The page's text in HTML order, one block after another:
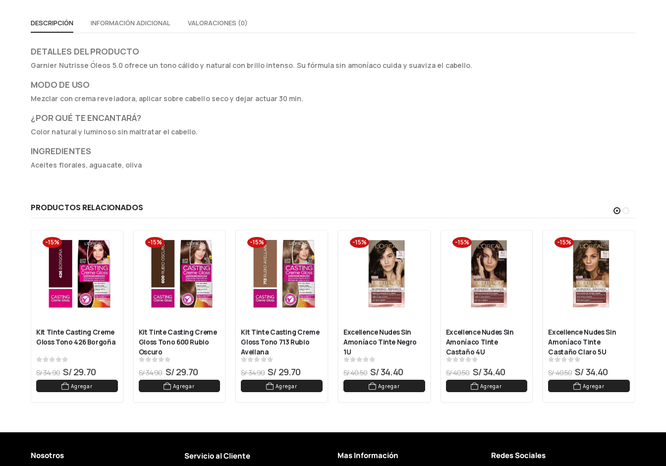
DESCRIPCIÓN INFORMACIÓN ADICIONAL VALORACIONES (0)
DETALLES DEL PRODUCTO
Garnier Nutrisse Óleos 5.0 ofrece un tono cálido y natural con brillo intenso. Su fórmula sin amoníaco cuida y suaviza el cabello.
MODO DE USO
Mezclar con crema reveladora, aplicar sobre cabello seco y dejar actuar 30 min.
¿POR QUÉ TE ENCANTARÁ?
Color natural y luminoso sin maltratar el cabello.
INGREDIENTES
Aceites florales, aguacate, oliva
PRODUCTOS RELACIONADOS
-15%
Kit Tinte Casting Creme
Gloss Tono 426 Borgoña
S/34.90 S/29.70
Agregar
-15%
Kit Tinte Casting Creme
Gloss Tono 600 Rubio
Oscuro
S/34.90 S/29.70
Agregar
-15%
Kit Tinte Casting Creme
Gloss Tono 713 Rubio
Avellana
S/34.90 S/ 29.70
Agregar
-15%
Excellence Nudes Sin
Amoníaco Tinte Negro
1U
S/40.50 S/34.40
Agregar
-15%
Excellence Nudes Sin
Amoníaco Tinte
Castaño 4U
S/40.50 S/34.40
Agregar
-15%
Excellence Nudes Sin
Amoníaco Tinte
Castaño Claro 5U
S/40.50 S/34.40
Agregar
Nosotros Servicio al Cliente Mas Información Redes Sociales